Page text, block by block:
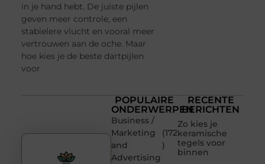
in je hand hebt. De juiste pijlen
geven meer controle, een
stabielere vlucht en vooral meer
vertrouwen aan de oche. Maar
hoe kies je de beste dartpijlen
voor
POPULAIRE
ONDERWERPEN
Business /
Marketing
and
Advertising
(172
)
RECENTE
BERICHTEN
Zo kies je
keramische
tegels voor
binnen